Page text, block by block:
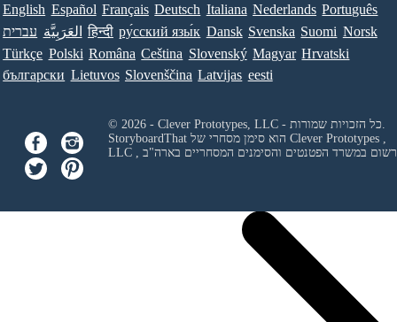
English Español Français Deutsch Italiana Nederlands Português
עברית العَرَبِيَّة हिन्दी ру́сский язы́к Dansk Svenska Suomi Norsk
Türkçe Polski Româna Ceština Slovenský Magyar Hrvatski
български Lietuvos Slovenščina Latvijas eesti
© 2026 - Clever Prototypes, LLC - כל הזכויות שמורות.
Clever Prototypes ,
LLC
ורשום במשרד הפטנטים והסימנים המסחריים בארה"ב